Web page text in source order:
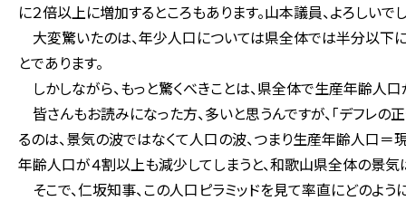
に２倍以上に増加するところもあります。山本議員、よろしいでし
大変驚いたのは、年少人口については県全体では半分以下
とであります。
しかしながら、もっと驚くべきことは、県全体で生産年齢人
皆さんもお読みになった方、多いと思うんですが、「デフレ
るのは、景気の波ではなくて人口の波、つまり生産年齢人口
年齢人口が４割以上も減少してしまうと、和歌山県全体の景
そこで、仁坂知事、この人口ピラミッドを見て率直にどのよう